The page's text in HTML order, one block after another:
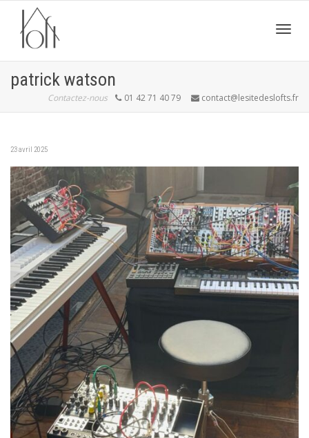
patrick watson
Contactez-nous 01 42 71 40 79 contact@lesitedeslofts.fr
23 avril 2025